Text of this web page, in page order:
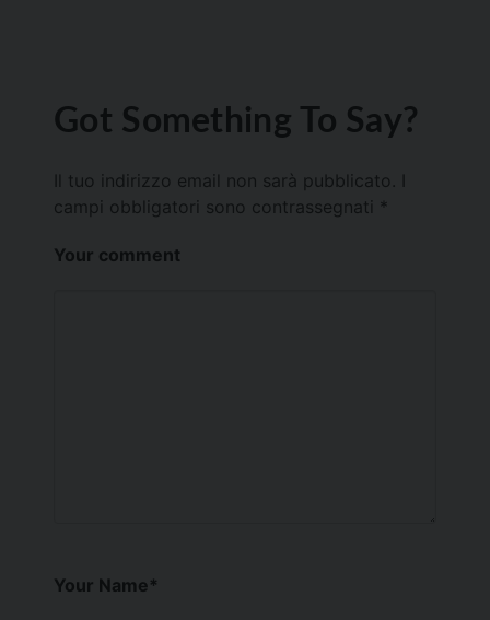
Got Something To Say?
Il tuo indirizzo email non sarà pubblicato.
campi obbligatori sono contrassegnati *
Your comment
Your Name*